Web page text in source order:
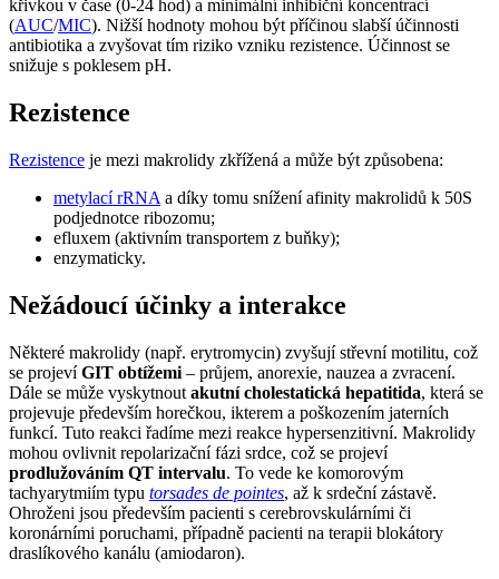
křivkou v čase (0-24 hod) a minimální inhibiční koncentrací
(AUC/MIC). Nižší hodnoty mohou být příčinou slabší účinnosti
antibiotika a zvyšovat tím riziko vzniku rezistence. Účinnost se
snižuje s poklesem pH.
Rezistence
Rezistence je mezi makrolidy zkřížená a může být způsobena:
metylací rRNA a díky tomu snížení afinity makrolidů k 50S
podjednotce ribozomu;
efluxem (aktivním transportem z buňky);
enzymaticky.
Nežádoucí účinky a interakce
Některé makrolidy (např. erytromycin) zvyšují střevní motilitu, což
se projevíGIT obtížemi – průjem, anorexie, nauzea a zvracení.
Dále se může vyskytnout akutní cholestatická hepatitida, která se
projevuje především horečkou, ikterem a poškozením jaterních
funkcí. Tuto reakci řadíme mezi reakce hypersenzitivní. Makrolidy
mohou ovlivnit repolarizační fázi srdce, což se projeví
prodlužováním QT intervalu. To vede ke komorovým
tachyarytmiím typu torsades de pointes, až k srdeční zástavě.
Ohroženi jsou především pacienti s cerebrovskulárními či
koronárními poruchami, případně pacienti na terapii blokátory
draslíkového kanálu (amiodaron).